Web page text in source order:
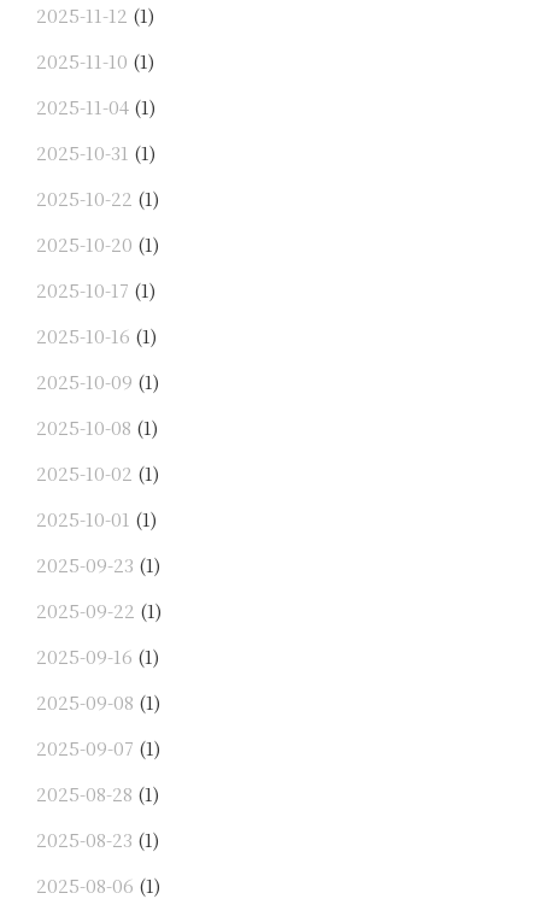
2025-11-12 (1)
2025-11-10 (1)
2025-11-04 (1)
2025-10-31 (1)
2025-10-22 (1)
2025-10-20 (1)
2025-10-17 (1)
2025-10-16 (1)
2025-10-09 (1)
2025-10-08 (1)
2025-10-02 (1)
2025-10-01 (1)
2025-09-23 (1)
2025-09-22 (1)
2025-09-16 (1)
2025-09-08 (1)
2025-09-07 (1)
2025-08-28 (1)
2025-08-23 (1)
2025-08-06 (1)